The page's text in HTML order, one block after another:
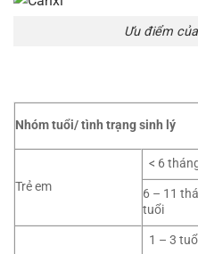
Ưu điểm
Nhóm tuổi/ tình trạng sinh lý
Trẻ em
< 6
6 – 11
tuổi
1 – 3